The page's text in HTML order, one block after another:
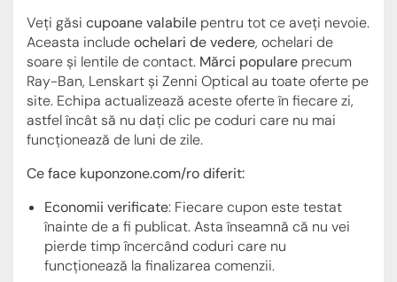
Veți găsi cupoane valabile pentru tot ce aveți nevoie.
Aceasta includeochelari de vedere, ochelari de
soare și lentile de contact. Mărci populare precum
Ray-Ban, Lenskart și Zenni Optical au toate oferte pe
site. Echipa actualizează aceste oferte în fiecare zi,
astfel încât să nu dați clic pe coduri care nu mai
funcționează de luni de zile.
Ce face kuponzone.com/ro diferit:
Economii verificate: Fiecare cupon este testat
înainte de a fi publicat. Asta înseamnă că nu vei
pierde timp încercând coduri care nu
funcționează la finalizarea comenzii.